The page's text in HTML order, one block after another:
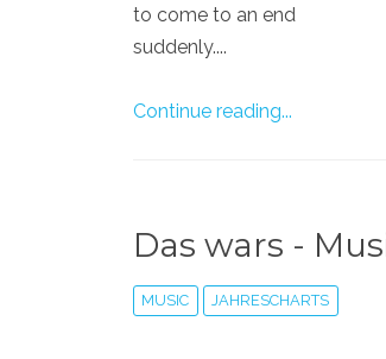
to come to an end
suddenly....
Continue reading...
Das wars -
MUSIC JAHRESCHARTS